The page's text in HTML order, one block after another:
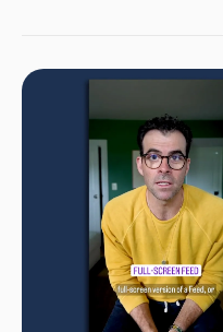
열정적이고 원칙적인 리더십이
역할을 맡을 때가 되었다."고 밝혔
회사 운영에 참여할 것으로 보입
머독은 명예회장으로 머독은 현대
명입니다.호주와 영국 그리고 미
스포츠에도 막강한 영향력을 행사했습니다. 머독은 호주에
아버지에게 작은 지역 신문사를
들여놓았습니다. 이후 호주 최초
진출하며 글로벌 미디어 제국의
뉴스코프는 WSJ을 발행하는 다
더 타임스, 호주 방송 등을 소유하
뉴스와 출판을 담당하는 현재의